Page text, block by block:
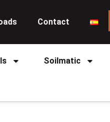
Contact
Soilmatic